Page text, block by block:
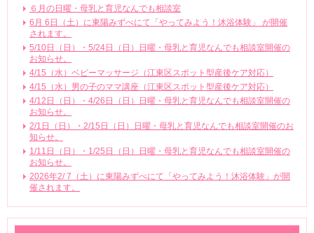
６月の日曜・母乳と育児なんでも相談室
6月 6日（土）に東陽みずべにて「やってみよう！沐浴体験」 が開催
されます。
5/10日（日）・5/24日（日）日曜・母乳と育児なんでも相談室開催の
お知らせ。
4/15（水）ベビーマッサージ（江東区スポット型産後ケア対応）
4/15（水）男の子のママ講座（江東区スポット型産後ケア対応）
4/12日（日）・4/26日（日）日曜・母乳と育児なんでも相談室開催の
お知らせ。
2/1日（日）・2/15日（日）日曜・母乳と育児なんでも相談室開催のお
知らせ。
1/11日（日）・1/25日（日）日曜・母乳と育児なんでも相談室開催の
お知らせ。
2026年2/ 7（土）に東陽みずべにて「やってみよう！沐浴体験」が開
催されます。